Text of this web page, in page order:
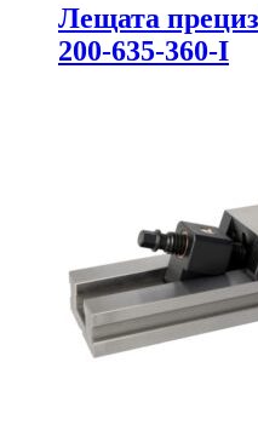
Лещата
200-635-360-I